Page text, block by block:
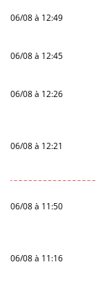
06/08 à 12:49
06/08 à 12:45
06/08 à 12:26
06/08 à 12:21
06/08 à 11:50
06/08 à 11:16